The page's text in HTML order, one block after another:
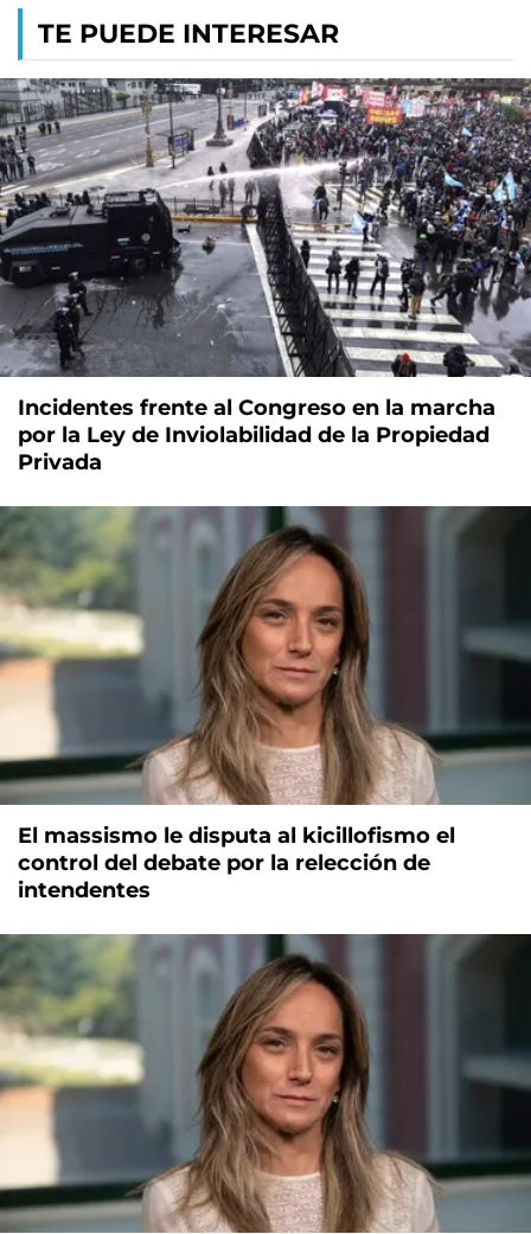
TE PUEDE INTERESAR
Incidentes frente al Congreso en la marcha
por la Ley de Inviolabilidad de la Propiedad
Privada
El massismo le disputa al kicillofismo el
control del debate por la relección de
intendentes